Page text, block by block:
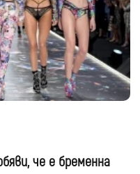
че е бременна